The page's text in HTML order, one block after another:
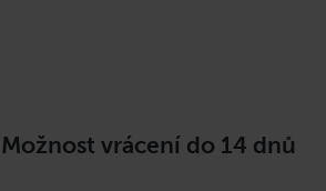
Možnost vrácení do 14 dnů